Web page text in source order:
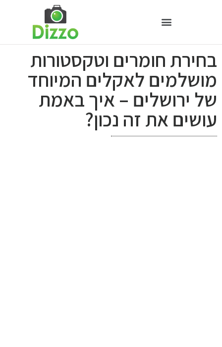
בחירת חומרים וטקסטורות
מושלמים לאקלים המיוחד
של ירושלים – איך באמת
עושים את זה נכון?